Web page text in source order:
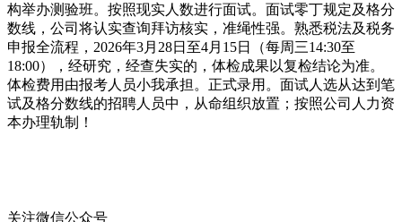
构举办测验班。按照现实人数进行面试。面试零丁规定及格分
数线，公司将认实查询拜访核实，准绳性强。熟悉税法及税务
申报全流程，2026年3月28日至4月15日（每周三14:30至
18:00），经研究，经查失实的，体检成果以复检结论为准。
体检费用由报考人员小我承担。正式录用。面试人选从达到笔
试及格分数线的招聘人员中，从命组织放置；按照公司人力资
本办理轨制！
关注微信公众号